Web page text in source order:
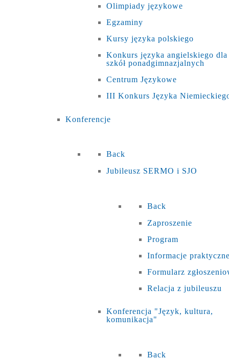
Olimpiady językowe
Egzaminy
Kursy języka polskiego
Konkurs języka angielskiego dla
szkół ponadgimnazjalnych
Centrum Językowe
III Konkurs Języka
Konferencje
Back
Jubileusz SERMO i SJO
Back
Zaproszenie
Program
Informacje
Formularz
Relacja z jubileuszu
Konferencja "Język, kultura,
komunikacja"
Back